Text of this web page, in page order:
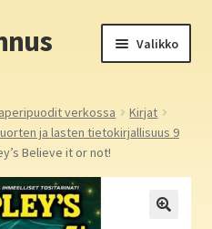
Valikko
verkossa
Kirjat
ja lasten tietokirjallisuus 9
Believe it or not!